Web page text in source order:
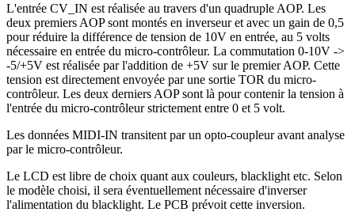
L'entrée CV_IN est réalisée au travers d'un quadruple AOP. Les
deux premiers AOP sont montés en inverseur et avec un gain de 0,5
pour réduire la différence de tension de 10V en entrée, au 5 volts
nécessaire en entrée du micro-contrôleur. La commutation 0-10V ->
-5/+5V est réalisée par l'addition de +5V sur le premier AOP. Cette
tension est directement envoyée par une sortie TOR du micro-
contrôleur. Les deux derniers AOP sont là pour contenir la tension à
l'entrée du micro-contrôleur strictement entre 0 et 5 volt.
Les données MIDI-IN transitent par un opto-coupleur avant analyse
par le micro-contrôleur.
Le LCD est libre de choix quant aux couleurs, blacklight etc. Selon
le modèle choisi, il sera éventuellement nécessaire d'inverser
l'alimentation du blacklight. Le PCB prévoit cette inversion.